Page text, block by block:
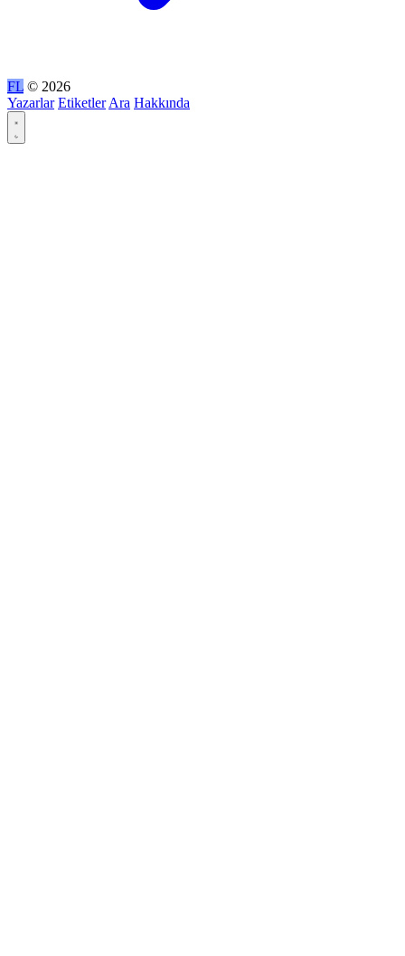
FL © 2026
Yazarlar Etiketler Ara Hakkında